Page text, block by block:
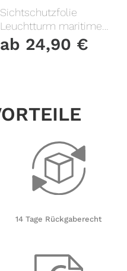
Sichtschutzfolie
Leuchtturm maritime
Fensterfolie Fensterdeko
Milchglasfolie
ab 24,90 €
14 Tage Rückgaberecht